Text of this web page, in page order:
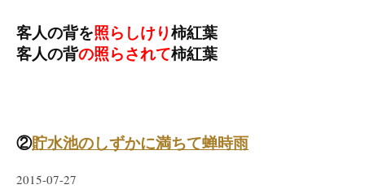
客人の背を照らしけり柿紅葉
客人の背の照らされて柿紅葉
②貯水池のしずかに満ちて蝉時雨
2015-07-27